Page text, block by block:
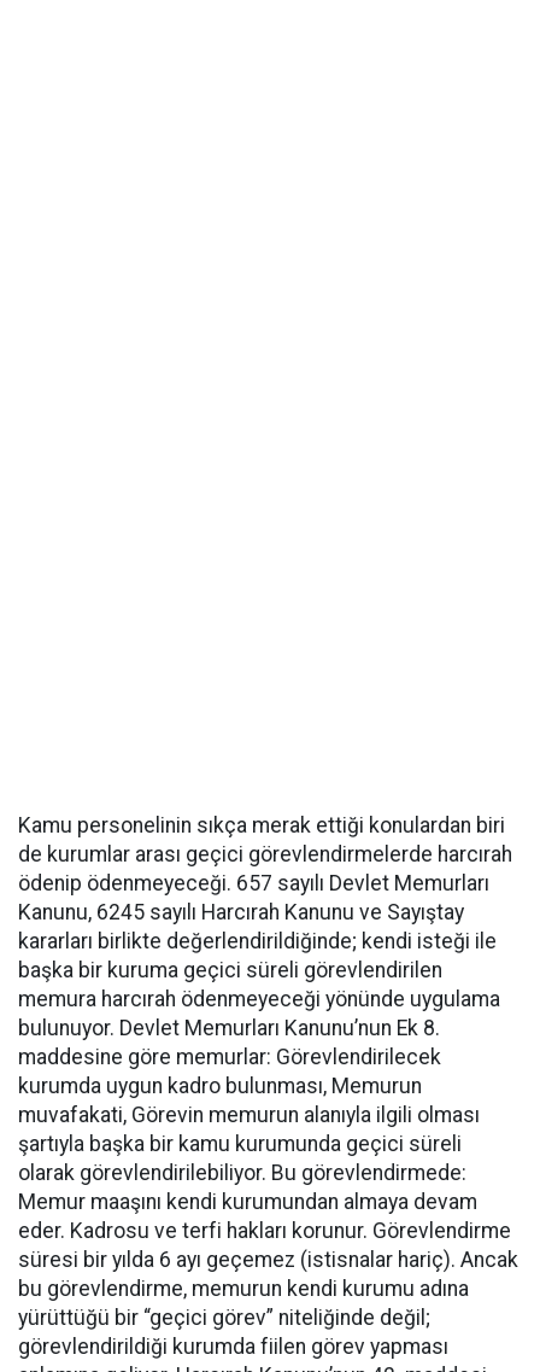
Kamu personelinin sıkça merak ettiği konulardan biri
de kurumlar arası geçici görevlendirmelerde harcırah
ödenip ödenmeyeceği. 657 sayılı Devlet Memurları
Kanunu, 6245 sayılı Harcırah Kanunu ve Sayıştay
kararları birlikte değerlendirildiğinde; kendi isteği ile
başka bir kuruma geçici süreli görevlendirilen
memura harcırah ödenmeyeceği yönünde uygulama
bulunuyor. Devlet Memurları Kanunu’nun Ek 8.
maddesine göre memurlar: Görevlendirilecek
kurumda uygun kadro bulunması, Memurun
muvafakati, Görevin memurun alanıyla ilgili olması
şartıyla başka bir kamu kurumunda geçici süreli
olarak görevlendirilebiliyor. Bu görevlendirmede:
Memur maaşını kendi kurumundan almaya devam
eder. Kadrosu ve terfi hakları korunur. Görevlendirme
süresi bir yılda 6 ayı geçemez (istisnalar hariç). Ancak
bu görevlendirme, memurun kendi kurumu adına
yürüttüğü bir “geçici görev” niteliğinde değil;
görevlendirildiği kurumda fiilen görev yapması